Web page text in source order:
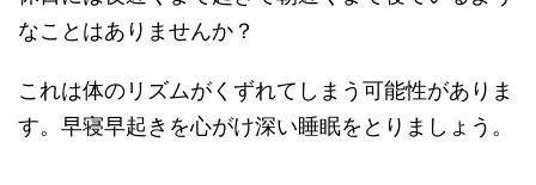
なことはありませんか？
これは体のリズムがくずれてしまう可能性がありま
す。早寝早起きを心がけ深い睡眠をとりましょう。